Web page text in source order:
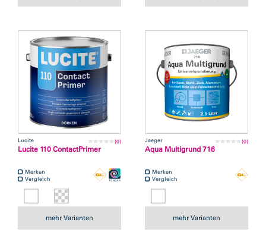
Lucite (0)
Lucite 110 ContactPrimer
Merken
Vergleich
mehr Varianten
Jaeger (0)
Aqua Multigrund 716
Merken
Vergleich
mehr Varianten